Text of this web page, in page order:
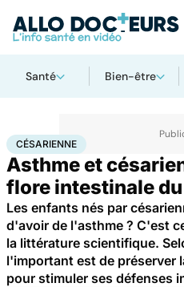
Santé Bien-être
AccueilSantéCésarienne
CÉSARIENNE
Asthme et
flore intestinale
Les enfants nés par
d'avoir de l'asthme ? C'est
la littérature scientifique.
l'important est de préserver
pour stimuler ses défenses